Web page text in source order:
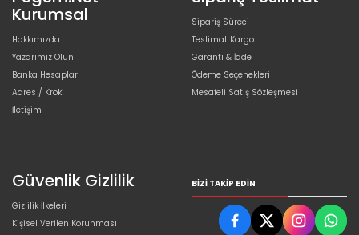
Kurumsal
Hakkımızda
Yazarımız Olun
Banka Hesapları
Adres / Kroki
İletişim
Sipariş Süreci
Teslimat Kargo
Garanti & İade
Ödeme Seçenekleri
Mesafeli Satış Sözleşmesi
Güvenlik Gizlilik
Gizlilik İlkeleri
Kişisel Verilen Korunması
BIZI TAKIP EDIN